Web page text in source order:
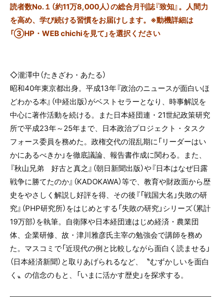
読者数No.１（約11万8,000人）の総合月刊誌『致知』。人間力
を高め、学び続ける習慣をお届けします。※動機詳細は
「③HP・WEB chichiを見て」を選択ください
◇瀧澤中（たきざわ・あたる）
昭和40年東京都出身。平成13年『政治のニュースが面白いほ
どわかる本』（中経出版）がベストセラーとなり、時事解説を
中心に著作活動を続ける。また日本経団連・ 21世紀政策研究
所で平成23年～25年まで、日本政治プロジェクト・タスク
フォース委員を務めた。政権交代の混乱期に「リーダーはい
かにあるべきか」を徹底議論、報告書作成に関わる。また、
『秋山兄弟 好古と真之』（朝日新聞出版）や『日本はなぜ日露
戦争に勝てたのか』（KADOKAWA）等で、教育や財政面から歴
史をやさしく解説し好評を得、その後『「戦国大名」失敗の研
究』（PHP研究所）をはじめとする「失敗の研究」シリーズ（累計
19万部）を執筆。自衛隊や日本経団連はじめ経済・農業団
体、企業研修、故・津川雅彦氏主宰の勉強会で講師を務め
た。マスコミで「近現代の例と比較しながら面白く読ませる」
（日本経済新聞）と取りあげられるなど、〝むずかしいを面白
く〟の信念のもと、「いまに活かす歴史」を探求する。